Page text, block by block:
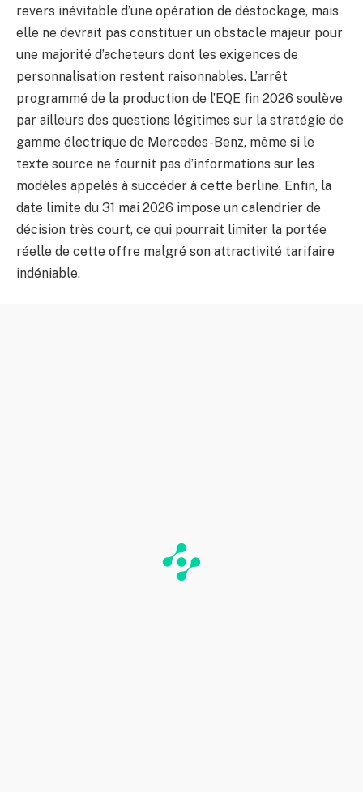
revers inévitable d’une opération de déstockage, mais
elle ne devrait pas constituer un obstacle majeur pour
une majorité d’acheteurs dont les exigences de
personnalisation restent raisonnables. L’arrêt
programmé de la production de l’EQE fin 2026 soulève
par ailleurs des questions légitimes sur la stratégie de
gamme électrique de Mercedes-Benz, même si le
texte source ne fournit pas d’informations sur les
modèles appelés à succéder à cette berline. Enfin, la
date limite du 31 mai 2026 impose un calendrier de
décision très court, ce qui pourrait limiter la portée
réelle de cette offre malgré son attractivité tarifaire
indéniable.